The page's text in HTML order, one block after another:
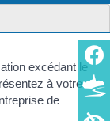
excédant le
à votre
de